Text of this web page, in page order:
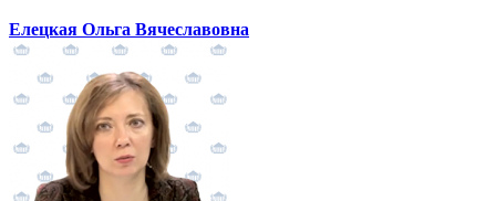
Елецкая Ольга Вячеславовна